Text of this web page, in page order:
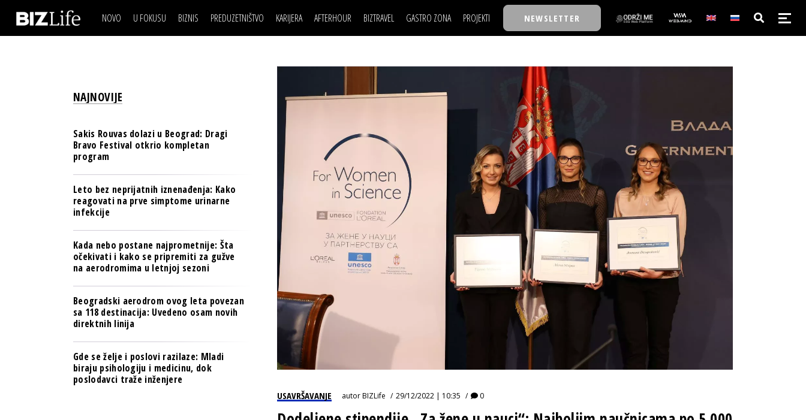
NOVO U FOKUSU BIZNIS
BANKE
TECH I AI
BIZNIS & SPORT
PULS REGIONA
NOVO NA RAFU
PREDUZETNIŠTVO KARIJERA
MOJ UGAO
AFTERHOUR
AUTO SVET
WELLBEING
BIZTRAVEL GASTRO ZONA PROJEKTI
30 ISPOD 30
BACK TO OFFICE/SCHOOL
BIZBENDOVI
BIZKOLEGIJUM
BMW BIZNIS LIGA
BIZLIFE WEEK
IZJAVA GODINE
NEWSLETTER
IZJAVA DANABIZNIS SCENA
BREND I KOMUNIKACIJE
OSIGURANJE
TECH I AI
PULS REGIONA
POSAO
MOJ UGAO
FILM I SCENA
AUTO SVET
NAJKOLEGA
30 ISPOD 30
BACK TO OFFICE/SCHOOL
BIZBENDOVI
BIZKOLEGIJUM
BMW BIZNIS LIGA
BIZLIFE WEEK
IZJAVA GODINE
USAVRŠAVANJE autorBIZLife 29/12/2022 | 10:35 0
NAJNOVIJE
Sakis Rouvas dolazi u Beograd: Dragi
Bravo Festival otkrio kompletan
program
Leto bez neprijatnih iznenađenja: Kako
reagovati na prve simptome urinarne
infekcije
Kada nebo postane najprometnije: Šta
očekivati i kako se pripremiti za gužve
na aerodromima u letnjoj sezoni
Beogradski aerodrom ovog leta povezan
sa 118 destinacija: Uvedeno osam novih
direktnih linija
Gde se želje i poslovi razilaze: Mladi
biraju psihologiju i medicinu, dok
poslodavci traže inženjere